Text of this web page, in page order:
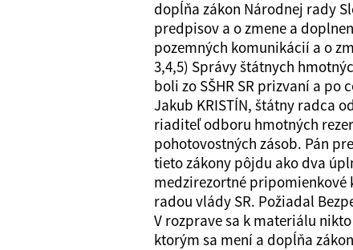
dopĺňa zákon Národnej rady
predpisov a o zmene a
pozemných komunikácií a o
3,4,5) Správy štátnych
boli zo SŠHR SR prizvaní a
Jakub KRISTÍN, štátny radca
riaditeľ odboru hmotných
pohotovostných zásob. Pán
tieto zákony pôjdu ako dva
medzirezortné pripomienkové
radou vlády SR. Požiadal
V rozprave sa k materiálu
ktorým sa mení a dopĺňa